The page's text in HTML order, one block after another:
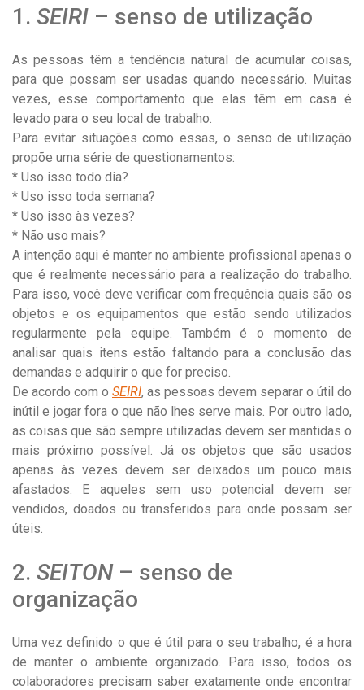
1. SEIRI – senso de utilização
As pessoas têm a tendência natural de acumular coisas,
para que possam ser usadas quando necessário. Muitas
vezes, esse comportamento que elas têm em casa é
levado para o seu local de trabalho.
Para evitar situações como essas, o senso de utilização
propõe uma série de questionamentos:
* Uso isso todo dia?
* Uso isso toda semana?
* Uso isso às vezes?
* Não uso mais?
A intenção aqui é manter no ambiente profissional apenas o
que é realmente necessário para a realização do trabalho.
Para isso, você deve verificar com frequência quais são os
objetos e os equipamentos que estão sendo utilizados
regularmente pela equipe. Também é o momento de
analisar quais itens estão faltando para a conclusão das
demandas e adquirir o que for preciso.
De acordo com o SEIRI, as pessoas devem separar o útil do
inútil e jogar fora o que não lhes serve mais. Por outro lado,
as coisas que são sempre utilizadas devem ser mantidas o
mais próximo possível. Já os objetos que são usados
apenas às vezes devem ser deixados um pouco mais
afastados. E aqueles sem uso potencial devem ser
vendidos, doados ou transferidos para onde possam ser
úteis.
2. SEITON– senso de
organização
Uma vez definido o que é útil para o seu trabalho, é a hora
de manter o ambiente organizado. Para isso, todos os
colaboradores precisam saber exatamente onde encontrar